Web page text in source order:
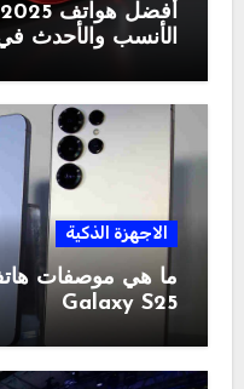
الأنسب والأحدث
الاجهزة الذكية
ما هي موصفات
Galaxy S25